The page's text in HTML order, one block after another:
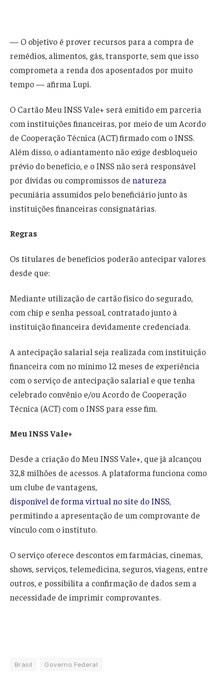
— O objetivo é prover recursos para a compra de
remédios, alimentos, gás, transporte, sem que isso
comprometa a renda dos aposentados por muito
tempo — afirma Lupi.
O Cartão Meu INSS Vale+ será emitido em parceria
com instituições financeiras, por meio de um Acordo
de Cooperação Técnica (ACT) firmado com o INSS.
Além disso, o adiantamento não exige desbloqueio
prévio do benefício, e o INSS não será responsável
por dívidas ou compromissos de natureza
pecuniária assumidos pelo beneficiário junto às
instituições financeiras consignatárias.
Regras
Os titulares de benefícios poderão antecipar valores
desde que:
Mediante utilização de cartão físico do segurado,
com chip e senha pessoal, contratado junto à
instituição financeira devidamente credenciada.
A antecipação salarial seja realizada com instituição
financeira com no mínimo 12 meses de experiência
com o serviço de antecipação salarial e que tenha
celebrado convênio e/ou Acordo de Cooperação
Técnica (ACT) com o INSS para esse fim.
Meu INSS Vale+
Desde a criação do Meu INSS Vale+, que já alcançou
32,8 milhões de acessos. A plataforma funciona como
um clube de vantagens,
disponível de forma virtual no site do INSS,
permitindo a apresentação de um comprovante de
vínculo com o instituto.
O serviço oferece descontos em farmácias, cinemas,
shows, serviços, telemedicina, seguros, viagens, entre
outros, e possibilita a confirmação de dados sem a
necessidade de imprimir comprovantes.
Brasil Governo Federal